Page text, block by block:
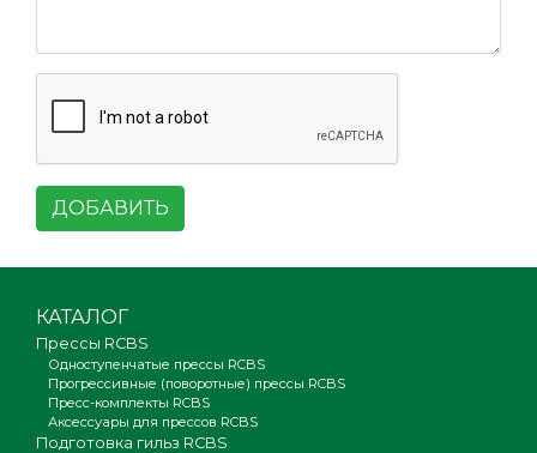
ДОБАВИТЬ
КАТАЛОГ
Прессы RCBS
Одноступенчатые прессы RCBS
Прогрессивные (поворотные) прессы RCBS
Пресс-комплекты RCBS
Аксессуары для прессов RCBS
Подготовка гильз RCBS